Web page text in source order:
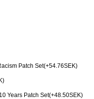
Patch Set(+54.76SEK)
Years Patch Set(+48.50SEK)